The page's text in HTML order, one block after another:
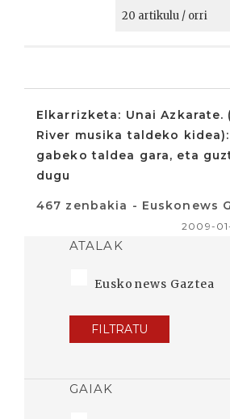
Elkarrizketa: Unai Azkarate.
River musika taldeko
gabeko taldea gara, eta
dugu
467 zenbakia - Euskonews
2009-
ATALAK
Euskonews Gaztea
FILTRATU
GAIAK